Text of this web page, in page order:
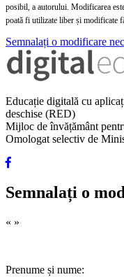
posibil, a autorului. Modificarea
poată fi utilizate liber și modificate
Semnalați o modificare
Educație digitală cu
deschise (RED)
Mijloc de învățământ
Omologat selectiv de
Semnalați o
« »
Prenume și nume: